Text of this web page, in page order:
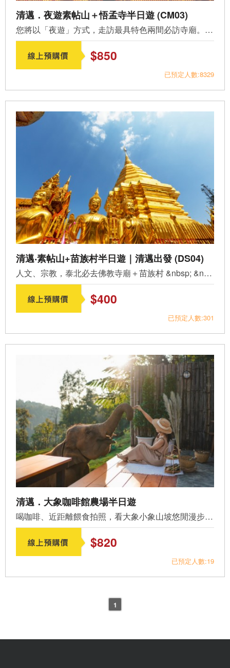
清邁．夜遊素帖山＋悟孟寺半日遊 (CM03)
您將以「夜遊」方式，走訪最具特色兩間必訪寺廟。 &nbsp; ...
$850
已預定人數:8329
清邁‧素帖山+苗族村半日遊｜清邁出發 (DS04)
人文、宗教，泰北必去佛教寺廟＋苗族村 &nbsp; &nbsp; ...
$400
已預定人數:301
清邁．大象咖啡館農場半日遊
喝咖啡、近距離餵食拍照，看大象小象山坡悠閒漫步，太可愛太...
$820
已預定人數:19
1